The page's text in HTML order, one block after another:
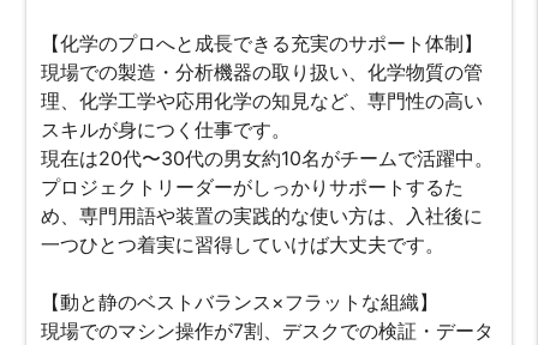
【化学のプロへと成長できる充実のサポート体制】
現場での製造・分析機器の取り扱い、化学物質の管
理、化学工学や応用化学の知見など、専門性の高い
スキルが身につく仕事です。
現在は20代〜30代の男女約10名がチームで活躍中。
プロジェクトリーダーがしっかりサポートするた
め、専門用語や装置の実践的な使い方は、入社後に
一つひとつ着実に習得していけば大丈夫です。
【動と静のベストバランス×フラットな組織】
現場でのマシン操作が7割、デスクでの検証・データ